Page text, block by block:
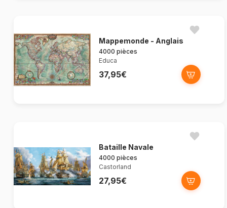
Mappemonde - Anglais
4000 pièces
Educa
37,95€
Bataille Navale
4000 pièces
Castorland
27,95€